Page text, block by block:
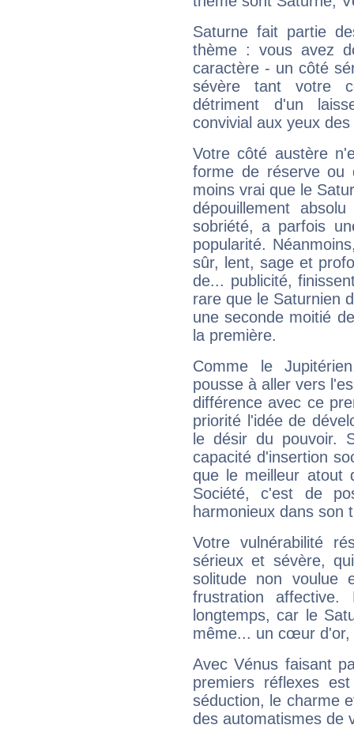
Saturne fait partie
thème : vous avez
caractère - un côté
sévère tant votre
détriment d'un
convivial aux yeux
Votre côté austère
forme de réserve
moins vrai que le
dépouillement
sobriété, a parfois
popularité.
sûr, lent, sage et
de... publicité,
rare que le Saturnien
une seconde moitié
la première.
Comme le
pousse à aller vers
différence avec ce
priorité l'idée de
le désir du pouvoir.
capacité d'insertion
que le meilleur atout
Société, c'est de
harmonieux dans son
Votre vulnérabilité
sérieux et sévère,
solitude non voulue
frustration
longtemps, car le
même... un cœur d'or,
Avec Vénus faisant
premiers réflexes
séduction, le charme
des automatismes de